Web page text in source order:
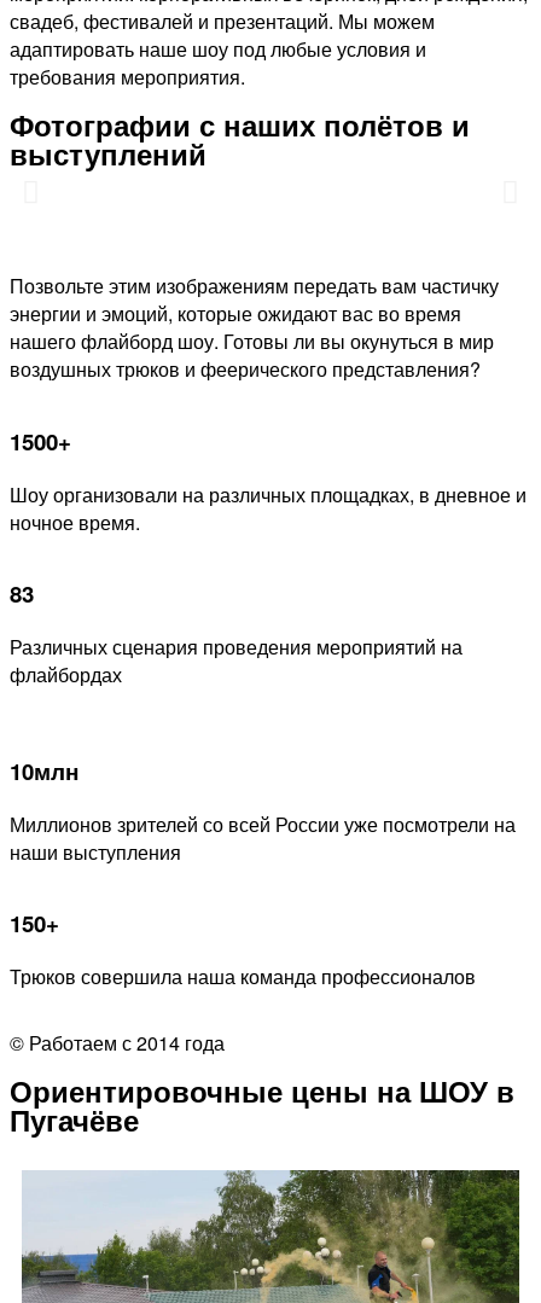
свадеб, фестивалей и презентаций. Мы можем
адаптировать наше шоу под любые условия и
требования мероприятия.
Фотографии с наших полётов и
выступлений
Позвольте этим изображениям передать вам частичку
энергии и эмоций, которые ожидают вас во время
нашего флайборд шоу. Готовы ли вы окунуться в мир
воздушных трюков и феерического представления?
1500+
Шоу организовали на различных площадках, в дневное и
ночное время.
83
Различных сценария проведения мероприятий на
флайбордах
10млн
Миллионов зрителей со всей России уже посмотрели на
наши выступления
150+
Трюков совершила наша команда профессионалов
© Работаем с 2014 года
Ориентировочные цены на ШОУ в
Пугачёве